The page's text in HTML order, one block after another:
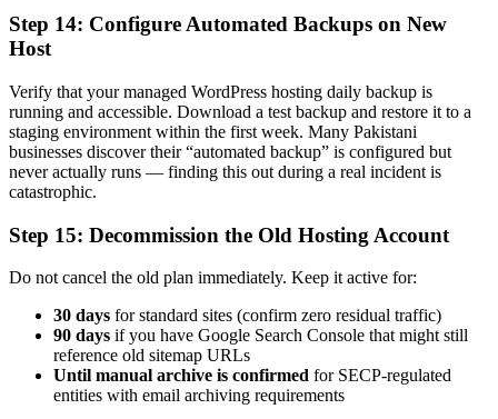
Step 14: Configure Automated Backups on New
Host
Verify that your managed WordPress hosting daily backup is
running and accessible. Download a test backup and restore it to a
staging environment within the first week. Many Pakistani
businesses discover their “automated backup” is configured but
never actually runs — finding this out during a real incident is
catastrophic.
Step 15: Decommission the Old Hosting Account
Do not cancel the old plan immediately. Keep it active for:
30 days for standard sites (confirm zero residual traffic)
90 days if you have Google Search Console that might still
reference old sitemap URLs
Until manual archive is confirmed for SECP-regulated
entities with email archiving requirements